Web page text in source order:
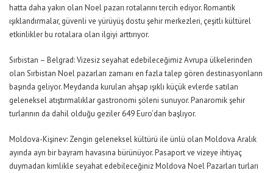
hatta daha yakın olan Noel pazarı rotalarını tercih ediyor.Romantik
ışıklandırmalar, güvenli ve yürüyüş dostu şehir merkezleri, çeşitli kültürel
etkinlikler bu rotalara olan ilgiyi arttırıyor.
Sırbistan – Belgrad:Vizesiz seyahat edebileceğimiz Avrupa ülkelerinden
olan Sırbistan Noel pazarları zamanı en fazla talep gören destinasyonların
başında geliyor. Meydanda kurulan ahşap ışıklı küçük evlerde satılan
geleneksel atıştırmalıklar gastronomi şöleni sunuyor.Panaromikşehir
turlarının da dahil olduğu geziler 649Euro’dan başlıyor.
Moldova-Kişinev: Zengin geleneksel kültürü ile ünlü olan Moldova Aralık
ayında ayrı bir bayram havasına bürünüyor. Pasaport ve vizeye ihtiyaç
duymadan kimlikle seyahat edebileceğiniz Moldova Noel Pazarları turları